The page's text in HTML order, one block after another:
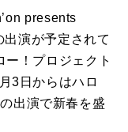
presents
演が予定されて
！プロジェクト
3日からはハロ
出演で新春を盛